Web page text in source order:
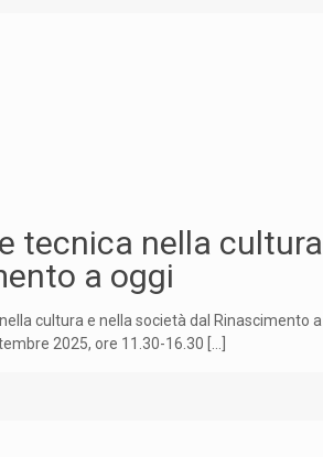
tecnica nella
a oggi
cultura e nella società dal Rinascimento
2025, ore 11.30-16.30